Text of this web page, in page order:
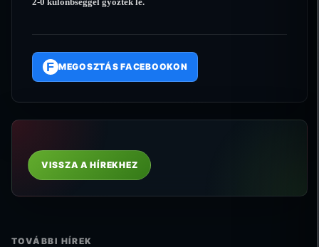
F MEGOSZTÁS FACEBOOKON
VISSZA A HÍREKHEZ
TOVÁBBI HÍREK